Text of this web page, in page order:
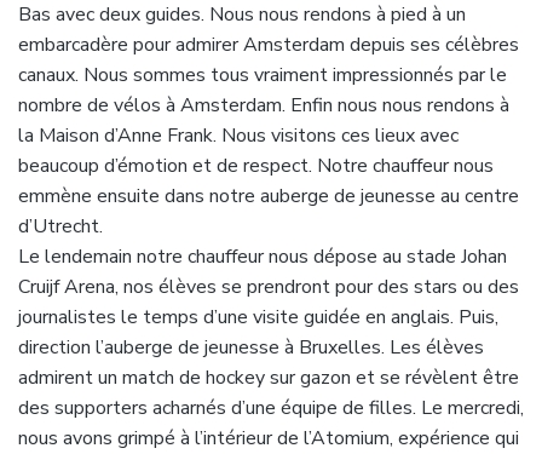
Bas avec deux guides. Nous nous rendons à pied à un
embarcadère pour admirer Amsterdam depuis ses célèbres
canaux. Nous sommes tous vraiment impressionnés par le
nombre de vélos à Amsterdam. Enfin nous nous rendons à
la Maison d’Anne Frank. Nous visitons ces lieux avec
beaucoup d’émotion et de respect. Notre chauffeur nous
emmène ensuite dans notre auberge de jeunesse au centre
d’Utrecht.
Le lendemain notre chauffeur nous dépose au stade Johan
Cruijf Arena, nos élèves se prendront pour des stars ou des
journalistes le temps d’une visite guidée en anglais. Puis,
direction l’auberge de jeunesse à Bruxelles. Les élèves
admirent un match de hockey sur gazon et se révèlent être
des supporters acharnés d’une équipe de filles. Le mercredi,
nous avons grimpé à l’intérieur de l’Atomium, expérience qui